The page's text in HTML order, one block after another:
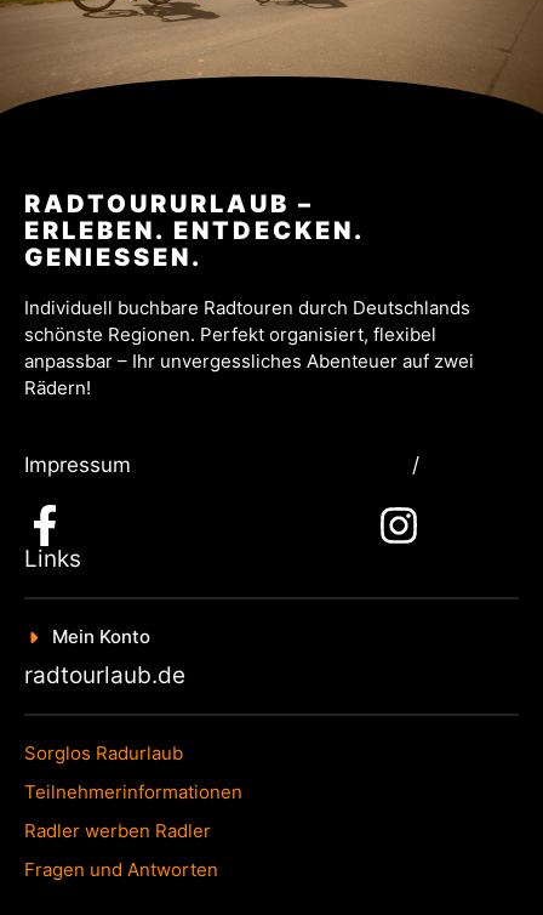
RADTOURURLAUB –
ERLEBEN. ENTDECKEN.
GENIESSEN.
Individuell buchbare Radtouren durch Deutschlands
schönste Regionen. Perfekt organisiert, flexibel
anpassbar – Ihr unvergessliches Abenteuer auf zwei
Rädern!
Impressum /
Links
Mein Konto
radtourlaub.de
Sorglos Radurlaub
Teilnehmerinformationen
Radler werben Radler
Fragen und Antworten